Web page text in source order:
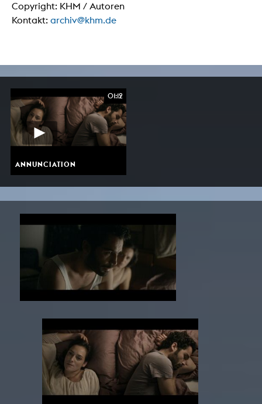
Copyright: KHM / Autoren
Kontakt: archiv@khm.de
01:12
ANNUNCIATION